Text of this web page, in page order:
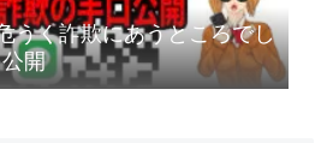
うく詐欺にあうところでし
開